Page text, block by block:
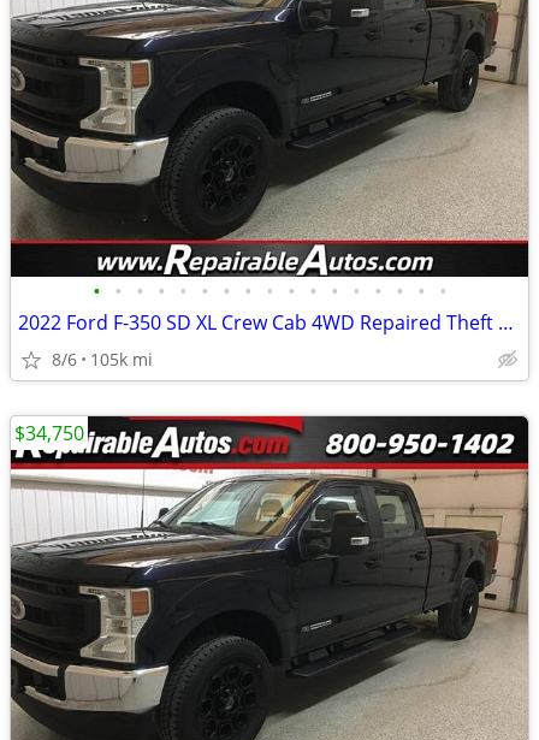
• • • • • • • • • • • • • • • • •
2022 Ford F-350 SD XL Crew Cab 4WD Repaired Theft Damage
8/6 105k mi
$34,750